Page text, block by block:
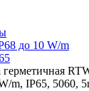
до 10 W/m
герметичная
m, IP65, 5060,